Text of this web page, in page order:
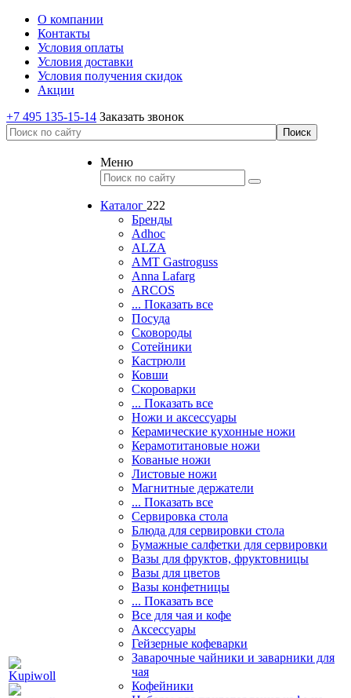
О компании
Контакты
Условия оплаты
Условия доставки
Условия получения скидок
Акции
+7 495 135-15-14 Заказать звонок
Меню
Каталог 222
Бренды
Adhoc
ALZA
AMT Gastroguss
Anna Lafarg
ARCOS
... Показать все
Посуда
Сковороды
Сотейники
Кастрюли
Ковши
Скороварки
... Показать все
Ножи и аксессуары
Керамические кухонные ножи
Керамотитановые ножи
Кованые ножи
Листовые ножи
Магнитные держатели
... Показать все
Сервировка стола
Блюда для сервировки стола
Бумажные салфетки для сервировки
Вазы для фруктов, фруктовницы
Вазы для цветов
Вазы конфетницы
... Показать все
Все для чая и кофе
Аксессуары
Гейзерные кофеварки
Заварочные чайники и заварники для
чая
Кофейники